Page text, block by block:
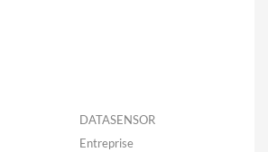
DATASENSOR
Entreprise